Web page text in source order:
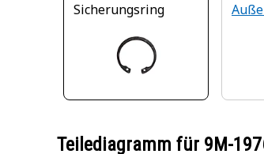
Sicherungsring
Teilediagramm für 9M-